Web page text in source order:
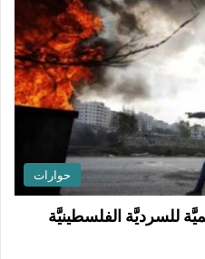
حوارات
للسرديَّة الفلسطينيَّة